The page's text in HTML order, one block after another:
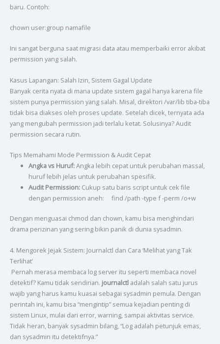
baru. Contoh:
chown user:group namafile
Ini sangat berguna saat migrasi data atau memperbaiki error akibat
permission yang salah.
Kasus Lapangan: Salah Izin, Sistem Gagal Update
Banyak cerita nyata di mana update sistem gagal hanya karena file
sistem punya permission yang salah. Misal, direktori /var/lib tiba-tiba
tidak bisa diakses oleh proses update. Setelah dicek, ternyata ada
yang mengubah permission jadi terlalu ketat. Solusinya? Audit
permission secara rutin.
Tips Memahami Mode Permission & Audit Cepat
Angka vs Huruf:Angka lebih cepat untuk perubahan massal,
huruf lebih jelas untuk perubahan spesifik.
Audit Permission:Cukup satu baris script untuk cek file
dengan permission aneh: find /path -type f -perm /o+w
Dengan menguasai chmod dan chown, kamu bisa menghindari
drama perizinan yang sering bikin panik di dunia sysadmin.
4. Mengorek Jejak Sistem: Journalctl dan Cara ‘Melihat yang Tak
Terlihat’
Pernah merasa membaca log server itu seperti membaca novel
detektif? Kamu tidak sendirian. journalctladalah salah satu jurus
wajib yang harus kamu kuasai sebagai sysadmin pemula. Dengan
perintah ini, kamu bisa “mengintip” semua kejadian penting di
sistem Linux, mulai dari error, warning, sampai aktivitas service.
Tidak heran, banyak sysadmin bilang, “Log adalah petunjuk emas,
dan sysadmin itu detektifnya.”